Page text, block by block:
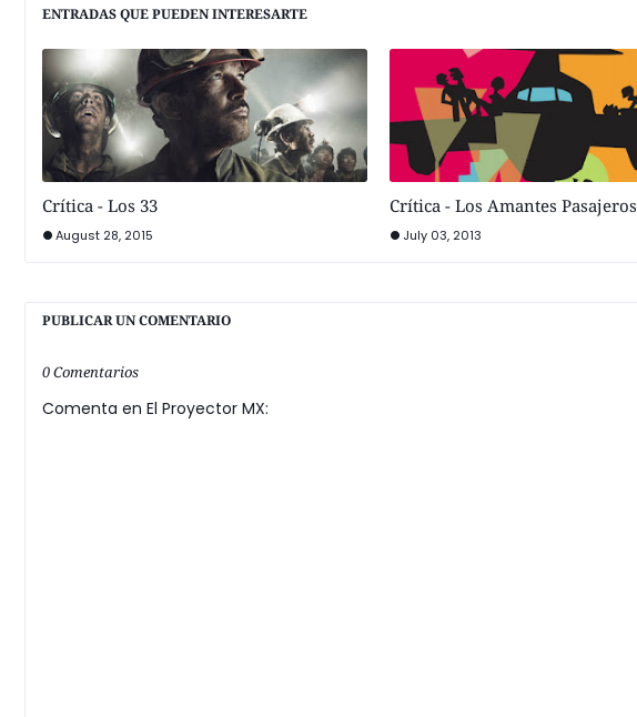
ENTRADAS QUE PUEDEN INTERESARTE
Crítica - Los 33
August 28, 2015
Crítica - Los Amantes Pasajeros
July 03, 2013
PUBLICAR UN COMENTARIO
0 Comentarios
Comenta en El Proyector MX: